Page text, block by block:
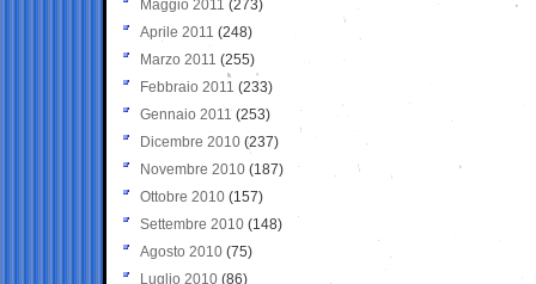
Maggio 2011 (273)
Aprile 2011 (248)
Marzo 2011 (255)
Febbraio 2011 (233)
Gennaio 2011 (253)
Dicembre 2010 (237)
Novembre 2010 (187)
Ottobre 2010 (157)
Settembre 2010 (148)
Agosto 2010 (75)
Luglio 2010 (86)